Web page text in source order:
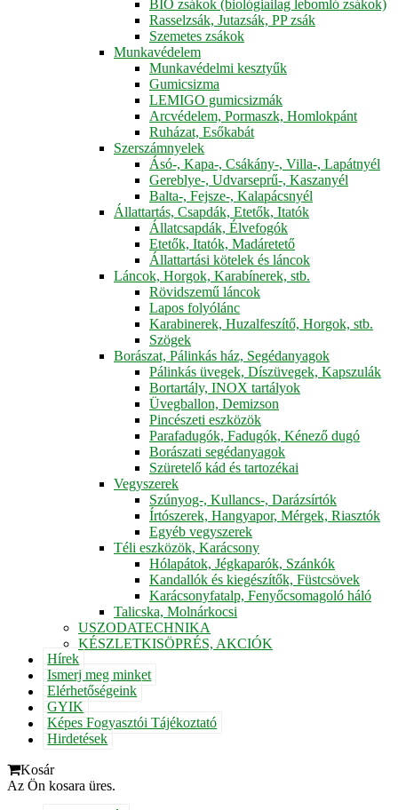
BIO zsákok (biológiailag lebomló zsákok)
Rasselzsák, Jutazsák, PP zsák
Szemetes zsákok
Munkavédelem
Munkavédelmi kesztyűk
Gumicsizma
LEMIGO gumicsizmák
Arcvédelem, Pormaszk, Homlokpánt
Ruházat, Esőkabát
Szerszámnyelek
Ásó-, Kapa-, Csákány-, Villa-, Lapátnyél
Gereblye-, Udvarseprű-, Kaszanyél
Balta-, Fejsze-, Kalapácsnyél
Állattartás, Csapdák, Etetők, Itatók
Állatcsapdák, Élvefogók
Etetők, Itatók, Madáretető
Állattartási kötelek és láncok
Láncok, Horgok, Karabínerek, stb.
Rövidszemű láncok
Lapos folyólánc
Karabinerek, Huzalfeszítő, Horgok, stb.
Szögek
Borászat, Pálinkás ház, Segédanyagok
Pálinkás üvegek, Díszüvegek, Kapszulák
Bortartály, INOX tartályok
Üvegballon, Demizson
Pincészeti eszközök
Parafadugók, Fadugók, Kénező dugó
Borászati segédanyagok
Szüretelő kád és tartozékai
Vegyszerek
Szúnyog-, Kullancs-, Darázsírtók
Írtószerek, Hangyapor, Mérgek, Riasztók
Egyéb vegyszerek
Téli eszközök, Karácsony
Hólapátok, Jégkaparók, Szánkók
Kandallók és kiegészítők, Füstcsövek
Karácsonyfatalp, Fenyőcsomagoló háló
Talicska, Molnárkocsi
USZODATECHNIKA
KÉSZLETKISÖPRÉS, AKCIÓK
Hírek
Ismerj meg minket
Elérhetőségeink
GYIK
Képes Fogyasztói Tájékoztató
Hirdetések
Kosár
Az Ön kosara üres.